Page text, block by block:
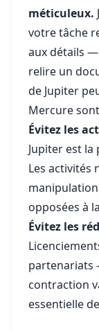
méticuleux.
votre tâche
aux détails
relire un
de Jupiter
Mercure
Évitez les
Jupiter est la
Les activités
opposées à
Évitez les
partenariats
contraction
essentielle